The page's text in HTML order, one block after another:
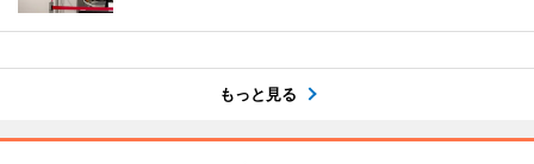
もっと見る